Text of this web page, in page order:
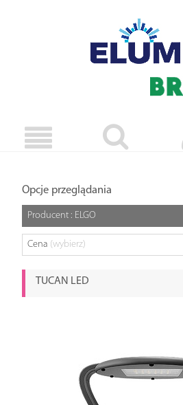
Opcje przeglądania
Producent : ELGO
Cena (wybierz)
TUCAN LED